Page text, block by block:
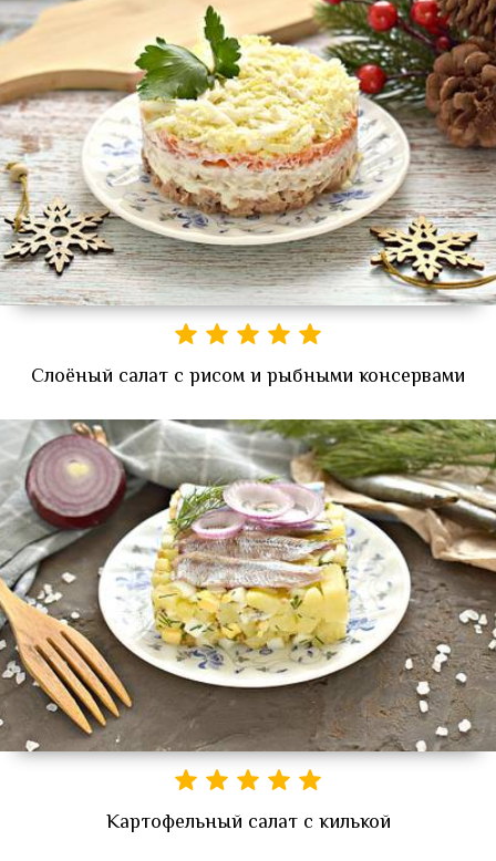
Слоёный салат с рисом и рыбными консервами
Картофельный салат с килькой